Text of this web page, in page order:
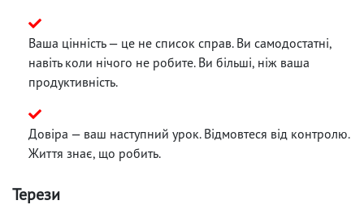
Ваша цінність — це не список справ. Ви самодостатні,
навіть коли нічого не робите. Ви більші, ніж ваша
продуктивність.
Довіра — ваш наступний урок. Відмовтеся від контролю.
Життя знає, що робить.
Терези